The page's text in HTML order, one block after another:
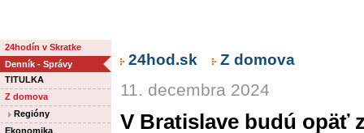
24hodín v Skratke
Denník - Správy
TITULKA
Z domova
Regióny
Ekonomika
24hod.sk Z domova
11. decembra 2024
V Bratislave budú opäť